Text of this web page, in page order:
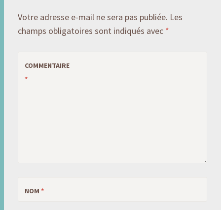
Votre adresse e-mail ne sera pas publiée. Les
champs obligatoires sont indiqués avec *
COMMENTAIRE
*
NOM *